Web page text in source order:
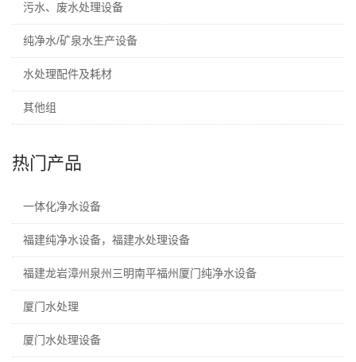
污水、废水处理设备
纯净水/矿泉水生产设备
水处理配件及耗材
其他组
热门产品
一体化净水设备
福建纯净水设备，福建水处理设备
福建龙岩漳州泉州三明南平福州厦门纯净水设备
厦门水处理
厦门水处理设备